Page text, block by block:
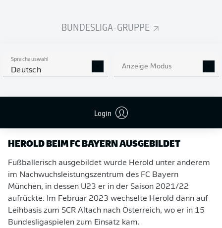
BUNDESLIGA-GRUPPE
Sprachauswahl
Deutsch Anzeige Modus
Login
Mönchengladbach zu wechseln, ist für mich ein
Pokalspiel bereits erlebt, was für eine Wucht dieses
Stadion hat."
HEROLD BEIM FC BAYERN AUSGEBILDET
Fußballerisch ausgebildet wurde Herold unter anderem
im Nachwuchsleistungszentrum des FC Bayern
München, in dessen U23 er in der Saison 2021/22
aufrückte. Im Februar 2023 wechselte Herold dann auf
Leihbasis zum SCR Altach nach Österreich, wo er in 15
Bundesligaspielen zum Einsatz kam.